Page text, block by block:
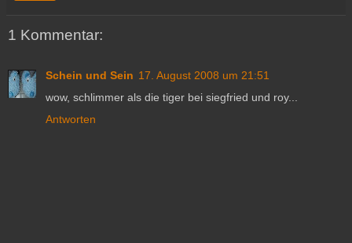
1 Kommentar:
Schein und Sein 17. August 2008 um 21:51
wow, schlimmer als die tiger bei siegfried und roy...
Antworten